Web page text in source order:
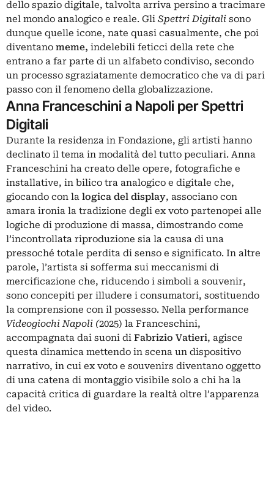
dello spazio digitale, talvolta arriva persino a tracimare
nel mondo analogico e reale. Gli Spettri Digitali sono
dunque quelle icone, nate quasi casualmente, che poi
diventano meme, indelebili feticci della rete che
entrano a far parte di un alfabeto condiviso, secondo
un processo sgraziatamente democratico che va di pari
passo con il fenomeno della globalizzazione.
Anna Franceschini a Napoli per Spettri
Digitali
Durante la residenza in Fondazione, gli artisti hanno
declinato il tema in modalità del tutto peculiari. Anna
Franceschini ha creato delle opere, fotografiche e
installative, in bilico tra analogico e digitale che,
giocando con la logica del display, associano con
amara ironia la tradizione degli ex voto partenopei alle
logiche di produzione di massa, dimostrando come
l’incontrollata riproduzione sia la causa di una
pressoché totale perdita di senso e significato. In altre
parole, l’artista si sofferma sui meccanismi di
mercificazione che, riducendo i simboli a souvenir,
sono concepiti per illudere i consumatori, sostituendo
la comprensione con il possesso. Nella performance
Videogiochi Napoli (2025) la Franceschini,
accompagnata dai suoni di Fabrizio Vatieri, agisce
questa dinamica mettendo in scena un dispositivo
narrativo, in cui ex voto e souvenirs diventano oggetto
di una catena di montaggio visibile solo a chi ha la
capacità critica di guardare la realtà oltre l’apparenza
del video.